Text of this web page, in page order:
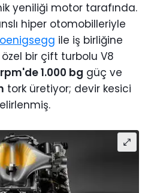
yeniliği motor tarafında.
hiper otomobilleriyle
ile iş birliğine
bir çift turbolu V8
1.000 bg güç ve
tork üretiyor; devir kesici